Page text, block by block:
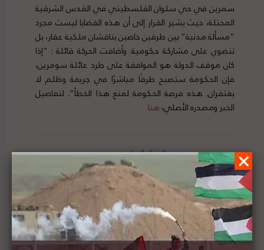
سمرين في حي سلوان الفلسطيني في القدس الشرقية
المحتلة، حيث يشير القرار إلى أن هذه القضايا ليست مجرد
“مسألة مدنية” بين طرفين خاصين يناقشان ملكية عقار، بل
تنضوي على مشاركة حكومية. وأضافت الحركة قائلة : “إذا
كان موقف الدولة هو الموافقة على طرد عائلة سومرين،
فإن الحكومة ستصبح طرفًا مباشرًا في جريمة وظلم لا
يغتفران. هذه فرصة الحكومة لمنع هذا الخطأ”. لتفاصيل
الخبر ومصدره الأصلي،هنا
وزير الخارجية الروماني يعلن عن تبرع جديد لوكالة
(الأونروا)
الاتحاد البرلماني العربي يدين إقامة بؤرة استيطانية
جديدة في الأغوار